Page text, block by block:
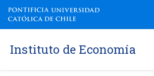
Instituto de Economía